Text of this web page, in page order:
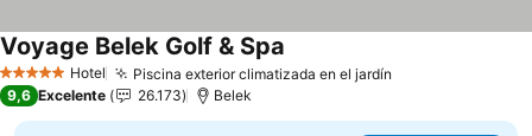
5 Estrellas Hotel Piscina exterior climatizada en el jardín
Voyage Belek Golf & Spa
9,6 Excelente 26.173 Belek